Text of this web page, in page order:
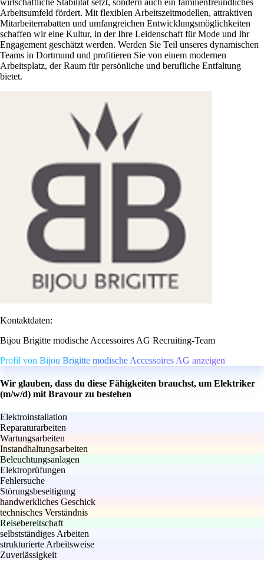
Arbeitsumfeld fördert. Mit flexiblen Arbeitszeitmodellen, attraktiven
Mitarbeiterrabatten und umfangreichen Entwicklungsmöglichkeiten
schaffen wir eine Kultur, in der Ihre Leidenschaft für Mode und Ihr
Engagement geschätzt werden. Werden Sie Teil unseres dynamischen
Teams in Dortmund und profitieren Sie von einem modernen
Arbeitsplatz, der Raum für persönliche und berufliche Entfaltung
bietet.
Kontaktdaten:
Bijou Brigitte modische Accessoires AG Recruiting-Team
Profil von Bijou Brigitte modische Accessoires AG anzeigen
Wir glauben, dass du diese Fähigkeiten brauchst, um Elektriker
(m/w/d) mit Bravour zu bestehen
Elektroinstallation
Reparaturarbeiten
Wartungsarbeiten
Instandhaltungsarbeiten
Beleuchtungsanlagen
Elektroprüfungen
Fehlersuche
Störungsbeseitigung
handwerkliches Geschick
technisches Verständnis
Reisebereitschaft
selbstständiges Arbeiten
strukturierte Arbeitsweise
Zuverlässigkeit